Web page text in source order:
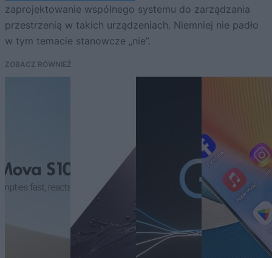
zaprojektowanie wspólnego systemu do zarządzania
przestrzenią w takich urządzeniach. Niemniej nie padło
w tym temacie stanowcze „nie”.
ZOBACZ RÓWNIEŻ